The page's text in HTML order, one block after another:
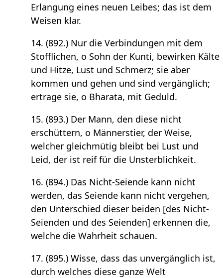
Erlangung eines neuen Leibes; das ist dem
Weisen klar.
14. (892.) Nur die Verbindungen mit dem
Stofflichen, o Sohn der Kunti, bewirken Kälte
und Hitze, Lust und Schmerz; sie aber
kommen und gehen und sind vergänglich;
ertrage sie, o Bharata, mit Geduld.
15. (893.) Der Mann, den diese nicht
erschüttern, o Männerstier, der Weise,
welcher gleichmütig bleibt bei Lust und
Leid, der ist reif für die Unsterblichkeit.
16. (894.) Das Nicht-Seiende kann nicht
werden, das Seiende kann nicht vergehen,
den Unterschied dieser beiden [des Nicht-
Seienden und des Seienden] erkennen die,
welche die Wahrheit schauen.
17. (895.) Wisse, dass das unvergänglich ist,
durch welches diese ganze Welt